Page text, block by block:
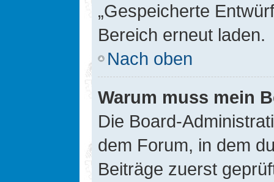
„Gespeicherte
Bereich erneut laden.
Nach oben
Warum muss mein
Die Board-
dem Forum, in dem
Beiträge zuerst